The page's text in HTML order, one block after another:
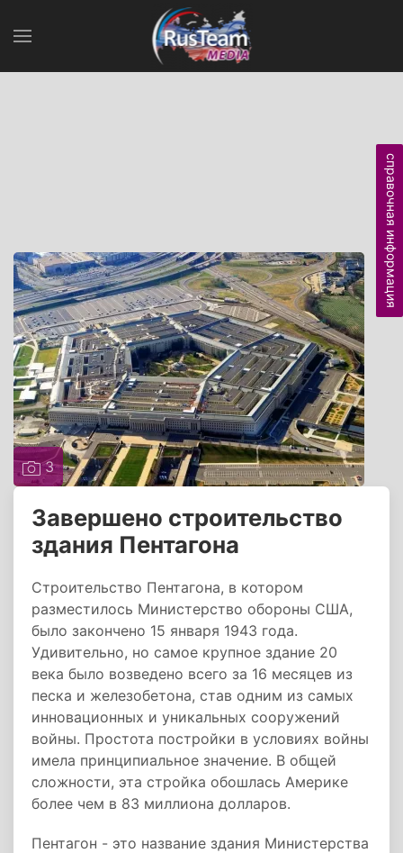
3
Завершено строительство
здания Пентагона
Строительство Пентагона, в котором
разместилось Министерство обороны США,
было закончено 15 января 1943 года.
Удивительно, но самое крупное здание 20
века было возведено всего за 16 месяцев из
песка и железобетона, став одним из самых
инновационных и уникальных сооружений
войны. Простота постройки в условиях войны
имела принципиальное значение. В общей
сложности, эта стройка обошлась Америке
более чем в 83 миллиона долларов.
Пентагон - это название здания Министерства
справочная информация